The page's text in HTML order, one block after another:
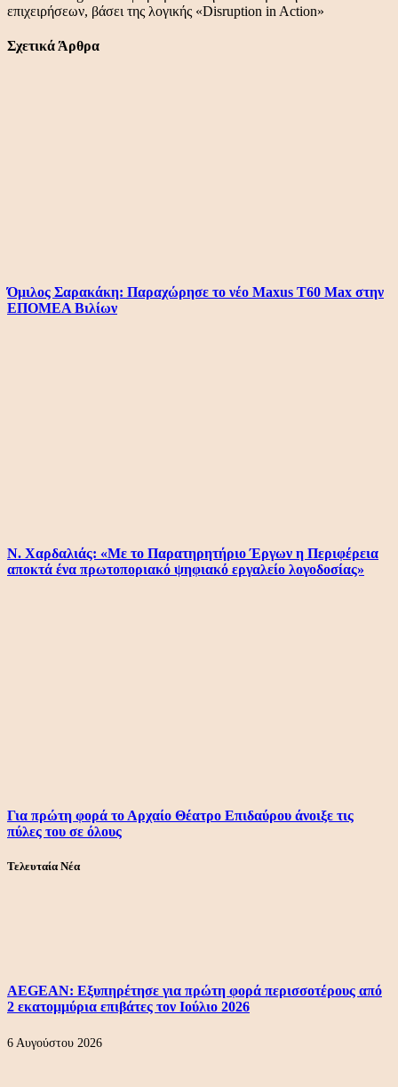
επιχειρήσεων, βάσει της λογικής «Disruption in Action»
Σχετικά Άρθρα
Όμιλος Σαρακάκη: Παραχώρησε το νέο Maxus T60 Max στην
ΕΠΟΜΕΑ Βιλίων
Ν. Χαρδαλιάς: «Με το Παρατηρητήριο Έργων η Περιφέρεια
αποκτά ένα πρωτοποριακό ψηφιακό εργαλείο λογοδοσίας»
Για πρώτη φορά το Αρχαίο Θέατρο Επιδαύρου άνοιξε τις
πύλες του σε όλους
Τελευταία Νέα
AEGEAN: Εξυπηρέτησε για πρώτη φορά περισσοτέρους από
2 εκατομμύρια επιβάτες τον Ιούλιο 2026
6 Αυγούστου 2026